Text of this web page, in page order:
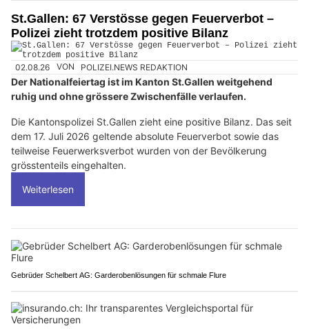
St.Gallen: 67 Verstösse gegen Feuerverbot –
Polizei zieht trotzdem positive Bilanz
02.08.26 VON POLIZEI.NEWS REDAKTION
Der Nationalfeiertag ist im Kanton St.Gallen weitgehend
ruhig und ohne grössere Zwischenfälle verlaufen.
Die Kantonspolizei St.Gallen zieht eine positive Bilanz. Das seit
dem 17. Juli 2026 geltende absolute Feuerverbot sowie das
teilweise Feuerwerksverbot wurden von der Bevölkerung
grösstenteils eingehalten.
Weiterlesen
Gebrüder Schelbert AG: Garderobenlösungen für schmale Flure